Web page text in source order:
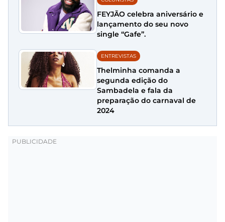
FEYJÃO celebra aniversário e
lançamento do seu novo
single “Gafe”.
ENTREVISTAS
Thelminha comanda a
segunda edição do
Sambadela e fala da
preparação do carnaval de
2024